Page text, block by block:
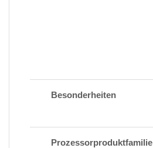
Besonderheiten
Prozessorproduktfamilie